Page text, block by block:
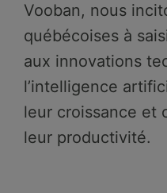
Vooban, nous
québécoises à
aux innovations
l’intelligence
leur croissance et
leur productivité.